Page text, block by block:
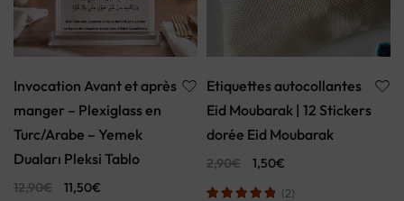
Invocation Avant et après
manger – Plexiglass en
Turc/Arabe – Yemek
Duaları Pleksi Tablo
12,90€ 11,50€
Etiquettes autocollantes
Eid Moubarak | 12 Stickers
dorée Eid Moubarak
2,90€ 1,50€
(2)